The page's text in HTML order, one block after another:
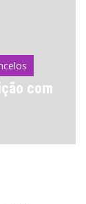
com